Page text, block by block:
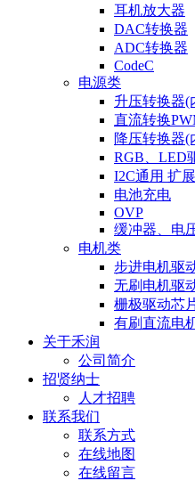
耳机放大器
DAC转换器
ADC转换器
CodeC
电源类
升压转换器(
直流转换
降压转换器(
RGB、LED
I2C通用 扩
电池充电
OVP
缓冲器、电
电机类
步进电机驱
无刷电机驱
栅极驱动芯
有刷直流电
关于禾润
公司简介
招贤纳士
人才招聘
联系我们
联系方式
在线地图
在线留言